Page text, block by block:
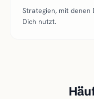
Strategien, mit
Dich nutzt.